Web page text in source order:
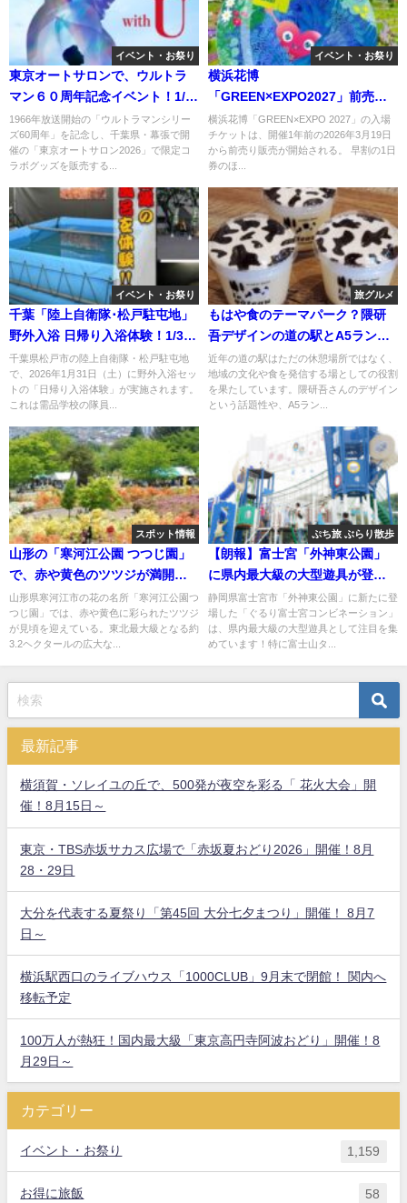
イベント・お祭り
東京オートサロンで、ウルトラ
マン６０周年記念イベント！1/9
日～
1966年放送開始の「ウルトラマンシリー
ズ60周年」を記念し、千葉県・幕張で開
催の「東京オートサロン2026」で限定コ
ラボグッズを販売する...
イベント・お祭り
横浜花博
「GREEN×EXPO2027」前売り
入場チケット 3月19日～ 発売開
始！
横浜花博「GREEN×EXPO 2027」の入場
チケットは、開催1年前の2026年3月19日
から前売り販売が開始される。 早割の1日
券のほ...
イベント・お祭り
千葉「陸上自衛隊･松戸駐屯地」
野外入浴 日帰り入浴体験！1/31
日
千葉県松戸市の陸上自衛隊・松戸駐屯地
で、2026年1月31日（土）に野外入浴セッ
トの「日帰り入浴体験」が実施されます。
これは需品学校の隊員...
旅グルメ
もはや食のテーマパーク？隈研
吾デザインの道の駅とA5ランク
牛肉？！
近年の道の駅はただの休憩場所ではなく、
地域の文化や食を発信する場としての役割
を果たしています。隈研吾さんのデザイン
という話題性や、A5ラン...
スポット情報
山形の「寒河江公園 つつじ園」
で、赤や黄色のツツジが満開で
す！
山形県寒河江市の花の名所「寒河江公園つ
つじ園」では、赤や黄色に彩られたツツジ
が見頃を迎えている。東北最大級となる約
3.2ヘクタールの広大な...
ぷち旅 ぶらり散歩
【朗報】富士宮「外神東公園」
に県内最大級の大型遊具が登
場！
静岡県富士宮市「外神東公園」に新たに登
場した「ぐるり富士宮コンビネーション」
は、県内最大級の大型遊具として注目を集
めています！特に富士山タ...
最新記事
横須賀・ソレイユの丘で、500発が夜空を彩る「 花火大会」開
催！8月15日～
東京・TBS赤坂サカス広場で「赤坂夏おどり2026」開催！8月
28・29日
大分を代表する夏祭り「第45回 大分七夕まつり」開催！ 8月7
日～
横浜駅西口のライブハウス「1000CLUB」9月末で閉館！ 関内へ
移転予定
100万人が熱狂！国内最大級「東京高円寺阿波おどり」開催！8
月29日～
カテゴリー
イベント・お祭り 1,159
お得に旅飯 58